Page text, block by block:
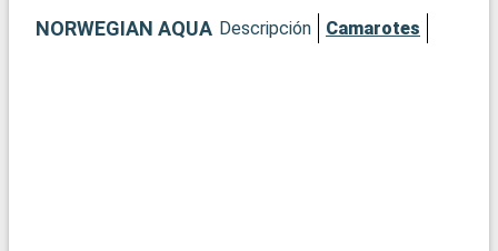
famosos murales y galerías de arte vanguardista. El histórico
NORWEGIAN AQUA Descripción Camarotes